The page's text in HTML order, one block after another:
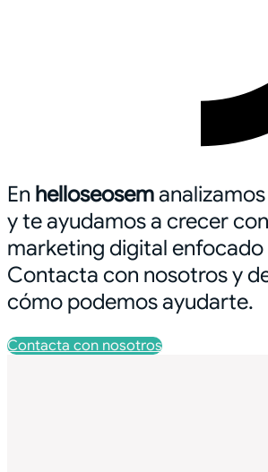
En helloseosem
y te ayudamos a crecer con
marketing digital enfocado
Contacta con nosotros y
cómo podemos ayudarte.
Contacta con nosotros